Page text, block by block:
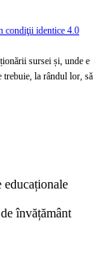
condiţii identice 4.0
sursei și, unde e
trebuie, la rândul lor, să
educaționale
învățământ